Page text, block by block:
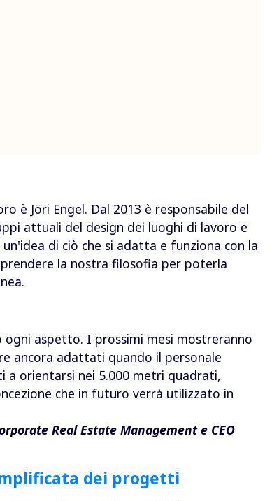
è Jöri Engel. Dal 2013 è responsabile del
attuali del design dei luoghi di lavoro e
di ciò che si adatta e funziona con la
la nostra filosofia per poterla
aspetto. I prossimi mesi mostreranno
ancora adattati quando il personale
a orientarsi nei 5.000 metri quadrati,
che in futuro verrà utilizzato in
Real Estate Management e CEO
dei progetti